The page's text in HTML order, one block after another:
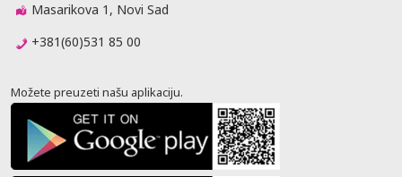
Masarikova 1, Novi Sad
+381(60)531 85 00
Možete preuzeti našu aplikaciju.